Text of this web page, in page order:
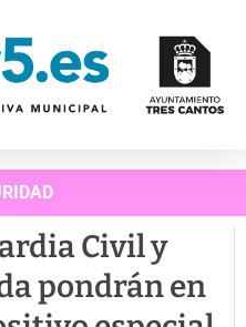
Civil y
pondrán en